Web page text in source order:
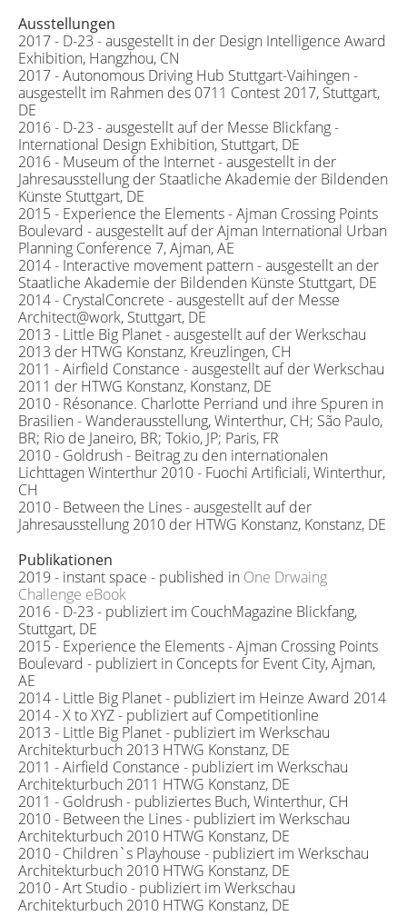
Ausstellungen
2017 - D-23 - ausgestellt in der Design Intelligence Award
Exhibition, Hangzhou, CN
2017 - Autonomous Driving Hub Stuttgart-Vaihingen -
ausgestellt im Rahmen des 0711 Contest 2017, Stuttgart,
DE
2016 - D-23 - ausgestellt auf der Messe Blickfang -
International Design Exhibition, Stuttgart, DE
2016 - Museum of the Internet - ausgestellt in der
Jahresausstellung der Staatliche Akademie der Bildenden
Künste Stuttgart, DE
2015 - Experience the Elements - Ajman Crossing Points
Boulevard - ausgestellt auf der Ajman International Urban
Planning Conference 7, Ajman, AE
2014 - Interactive movement pattern - ausgestellt an der
Staatliche Akademie der Bildenden Künste Stuttgart, DE
2014 - CrystalConcrete - ausgestellt auf der Messe
Architect@work, Stuttgart, DE
2013 - Little Big Planet - ausgestellt auf der Werkschau
2013 der HTWG Konstanz, Kreuzlingen, CH
2011 - Airfield Constance - ausgestellt auf der Werkschau
2011 der HTWG Konstanz, Konstanz, DE
2010 - Résonance. Charlotte Perriand und ihre Spuren in
Brasilien - Wanderausstellung, Winterthur, CH; São Paulo,
BR; Rio de Janeiro, BR; Tokio, JP; Paris, FR
2010 - Goldrush - Beitrag zu den internationalen
Lichttagen Winterthur 2010 - Fuochi Artificiali, Winterthur,
CH
2010 - Between the Lines - ausgestellt auf der
Jahresausstellung 2010 der HTWG Konstanz, Konstanz, DE
Publikationen
2019 - instant space - published in One Drwaing
Challenge eBook
2016 - D-23 - publiziert im CouchMagazine Blickfang,
Stuttgart, DE
2015 - Experience the Elements - Ajman Crossing Points
Boulevard - publiziert in Concepts for Event City, Ajman,
AE
2014 - Little Big Planet - publiziert im Heinze Award 2014
2014 - X to XYZ - publiziert auf Competitionline
2013 - Little Big Planet - publiziert im Werkschau
Architekturbuch 2013 HTWG Konstanz, DE
2011 - Airfield Constance - publiziert im Werkschau
Architekturbuch 2011 HTWG Konstanz, DE
2011 - Goldrush - publiziertes Buch, Winterthur, CH
2010 - Between the Lines - publiziert im Werkschau
Architekturbuch 2010 HTWG Konstanz, DE
2010 - Children`s Playhouse - publiziert im Werkschau
Architekturbuch 2010 HTWG Konstanz, DE
2010 - Art Studio - publiziert im Werkschau
Architekturbuch 2010 HTWG Konstanz, DE